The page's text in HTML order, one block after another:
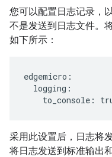
您可以配置日志记录，
不是发送到日志文件。
如下所示：
edgemicro:
  logging:
to_console:
采用此设置后，日志将
将日志发送到标准输出